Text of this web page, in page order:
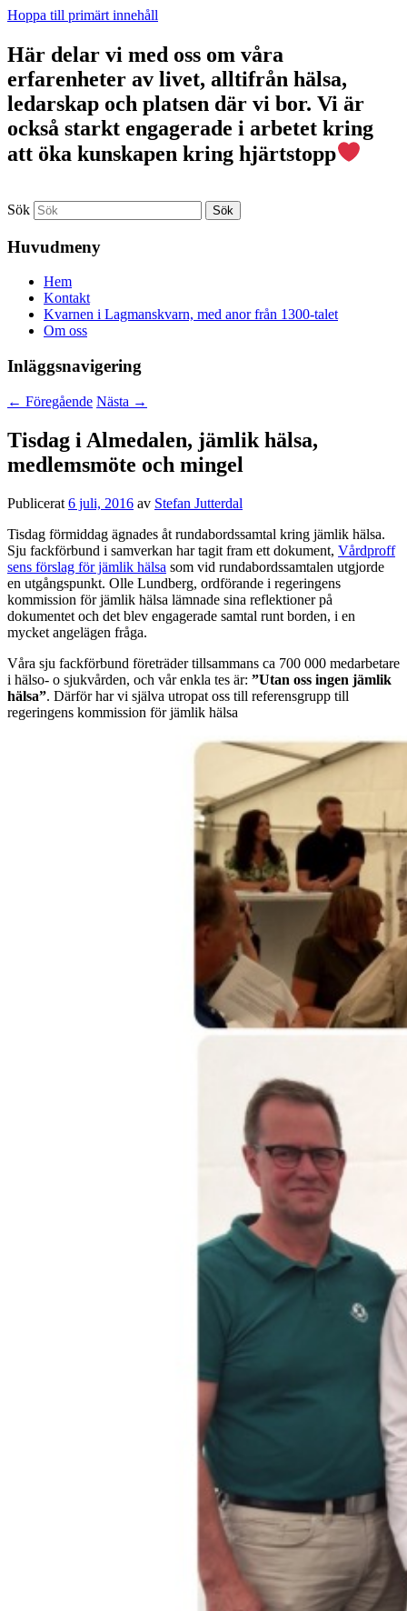
Hoppa till primärt innehåll
Här delar vi med oss om våra
erfarenheter av livet, alltifrån hälsa,
ledarskap och platsen där vi bor. Vi är
också starkt engagerade i arbetet kring
att öka kunskapen kring hjärtstopp
Sök
Huvudmeny
Hem
Kontakt
Kvarnen i Lagmanskvarn, med anor från 1300-talet
Om oss
Inläggsnavigering
← Föregående Nästa →
Tisdag i Almedalen, jämlik hälsa,
medlemsmöte och mingel
Publicerat 6 juli, 2016 av Stefan Jutterdal
Tisdag förmiddag ägnades åt rundabordssamtal kring jämlik hälsa.
Sju fackförbund i samverkan har tagit fram ett dokument, Vårdproff
sens förslag för jämlik hälsa som vid rundabordssamtalen utgjorde
en utgångspunkt. Olle Lundberg, ordförande i regeringens
kommission för jämlik hälsa lämnade sina reflektioner på
dokumentet och det blev engagerade samtal runt borden, i en
mycket angelägen fråga.
Våra sju fackförbund företräder tillsammans ca 700 000 medarbetare
i hälso- o sjukvården, och vår enkla tes är: ”Utan oss ingen jämlik
hälsa”. Därför har vi själva utropat oss till referensgrupp till
regeringens kommission för jämlik hälsa